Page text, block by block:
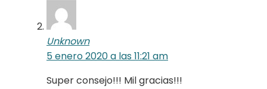
Unknown
5 enero 2020 a las 11:21 am
Super consejo!!! Mil gracias!!!